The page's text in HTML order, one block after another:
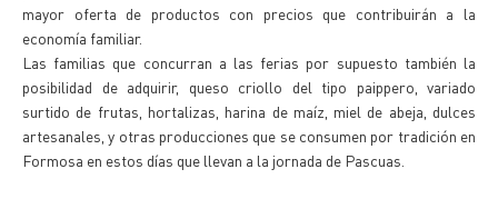
mayor oferta de productos con precios que contribuirán a la
economía familiar.
Las familias que concurran a las ferias por supuesto también la
posibilidad de adquirir, queso criollo del tipo paippero, variado
surtido de frutas, hortalizas, harina de maíz, miel de abeja, dulces
artesanales, y otras producciones que se consumen por tradición en
Formosa en estos días que llevan a la jornada de Pascuas.